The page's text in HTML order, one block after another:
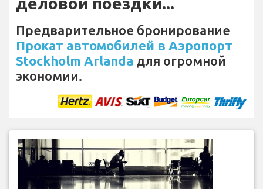
Предварительное бронирование
Прокат автомобилей в Аэропорт
Stockholm Arlanda для огромной
экономии.